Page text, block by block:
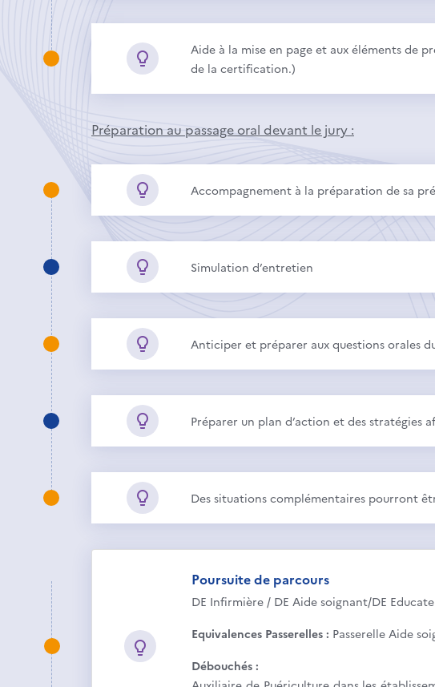
Aide à la mise en page et aux éléments de
de la certification.)
Préparation au passage oral devant le jury :
Accompagnement à la préparation de sa
Simulation d’entretien
Anticiper et préparer aux questions orales
Préparer un plan d’action et des stratégies
Des situations complémentaires pourront
Poursuite de parcours
DE Infirmière / DE Aide soignant/DE
Equivalences Passerelles : Passerelle Aide
Débouchés :